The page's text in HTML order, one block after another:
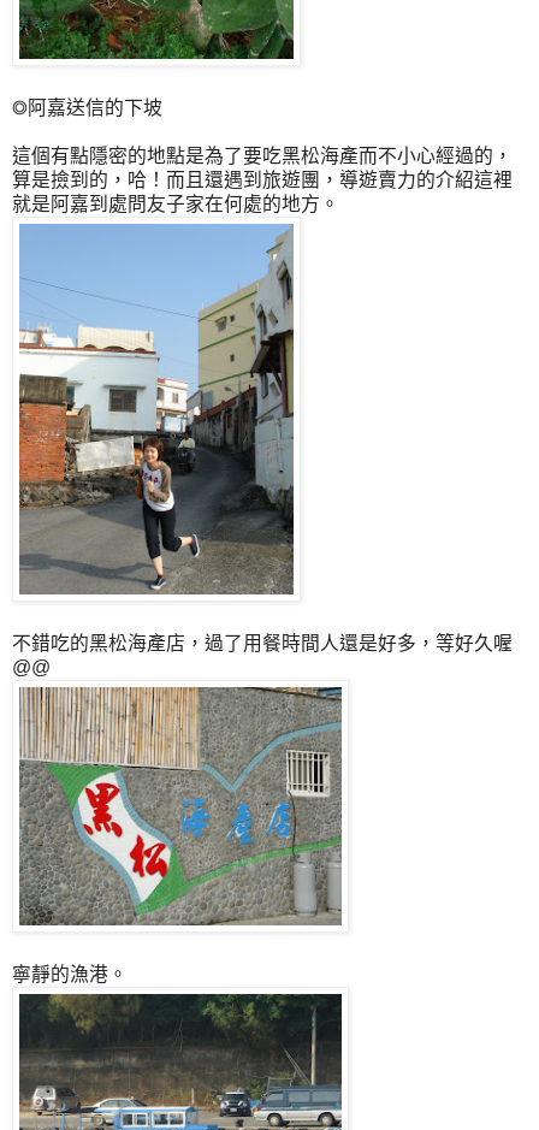
◎阿嘉送信的下坡
這個有點隱密的地點是為了要吃黑松海產而不小心經過的，
算是撿到的，哈！而且還遇到旅遊團，導遊賣力的介紹這裡
就是阿嘉到處問友子家在何處的地方。
不錯吃的黑松海產店，過了用餐時間人還是好多，等好久喔
@@
寧靜的漁港。